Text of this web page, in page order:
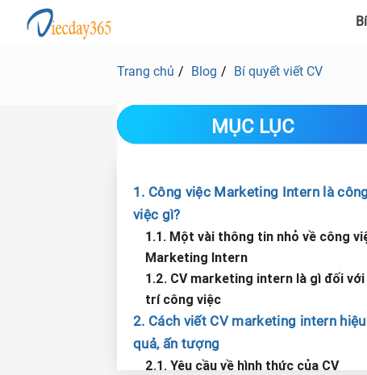
Trang chủ Blog Bí quyết viết CV
MỤC LỤC
1. Công việc Marketing Intern là công
việc gì?
1.1. Một vài thông tin nhỏ về công
Marketing Intern
1.2. CV marketing intern là gì đối với
trí công việc
2. Cách viết CV marketing intern hiệu
quả, ấn tượng
2.1. Yêu cầu về hình thức của CV